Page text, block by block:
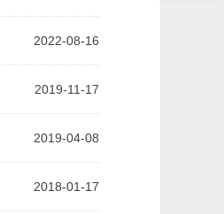
2022-08-16
2019-11-17
2019-04-08
2018-01-17